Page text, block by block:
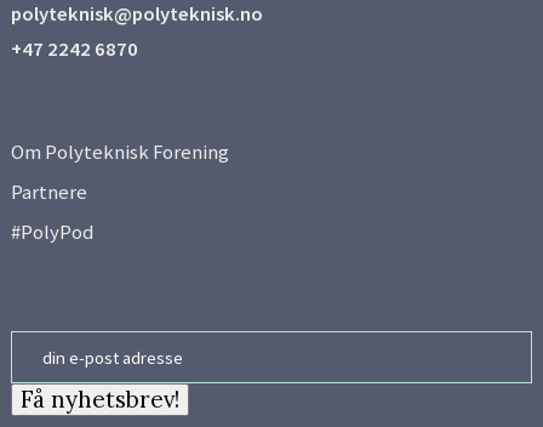
polyteknisk@polyteknisk.no
+47 2242 6870
Om Polyteknisk Forening
Partnere
#PolyPod
Få nyhetsbrev!